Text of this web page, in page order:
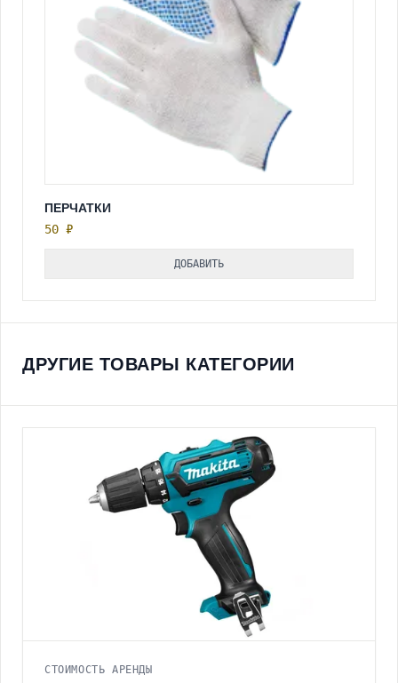
ПЕРЧАТКИ
50 ₽
ДОБАВИТЬ
ДРУГИЕ ТОВАРЫ КАТЕГОРИИ
СТОИМОСТЬ АРЕНДЫ